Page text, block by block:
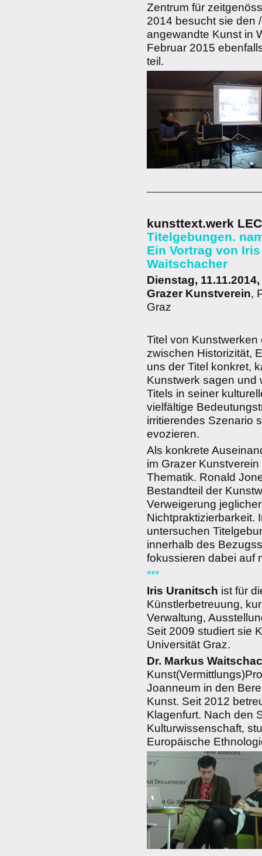
Zentrum für
2014 besucht sie den
angewandte Kunst in
Februar 2015
teil.
kunsttext.werk
Titelgebungen.
Ein Vortrag von
Waitschacher
Dienstag,
Grazer Kunstverein,
Graz
Titel von
zwischen Historizität,
uns der Titel konkret,
Kunstwerk sagen und
Titels in seiner
vielfältige
irritierendes Szenario
evozieren.
Als konkrete
im Grazer
Thematik. Ronald
Bestandteil der
Verweigerung
Nichtpraktizierbarkeit.
untersuchen
innerhalb des
fokussieren dabei auf
***
Iris Uranitsch ist für
Künstlerbetreuung,
Verwaltung,
Seit 2009 studiert sie
Universität Graz.
Dr. Markus
Joanneum in den
Kunst. Seit 2012
Klagenfurt. Nach den
Kulturwissenschaft,
Europäische